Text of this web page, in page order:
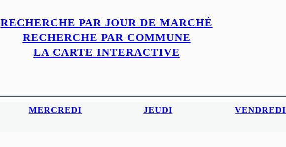
RECHERCHE PAR JOUR DE MARCHÉ
RECHERCHE PAR COMMUNE
LA CARTE INTERACTIVE
MERCREDI JEUDI VENDREDI